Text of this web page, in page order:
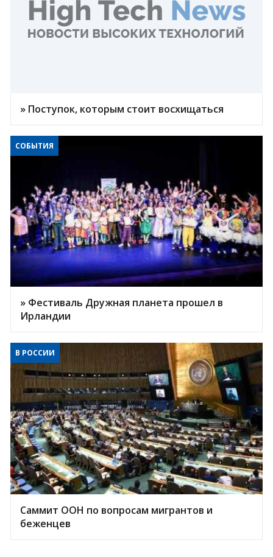
» Поступок, которым стоит восхищаться
СОБЫТИЯ
» Фестиваль Дружная планета прошел в
Ирландии
В РОССИИ
Саммит ООН по вопросам мигрантов и
беженцев